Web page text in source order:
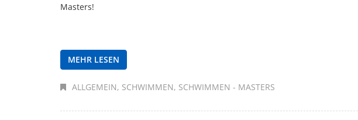
Masters!
MEHR LESEN
ALLGEMEIN SCHWIMMEN SCHWIMMEN - MASTERS